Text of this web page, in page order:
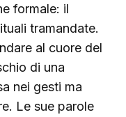
formale: il
tramandate.
al cuore del
di una
nei gesti ma
Le sue parole